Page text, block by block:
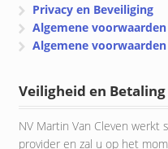
Privacy en Beveiliging
Algemene
Algemene
Veiligheid en Betaling
NV Martin Van Cleven werkt
provider en zal u op het